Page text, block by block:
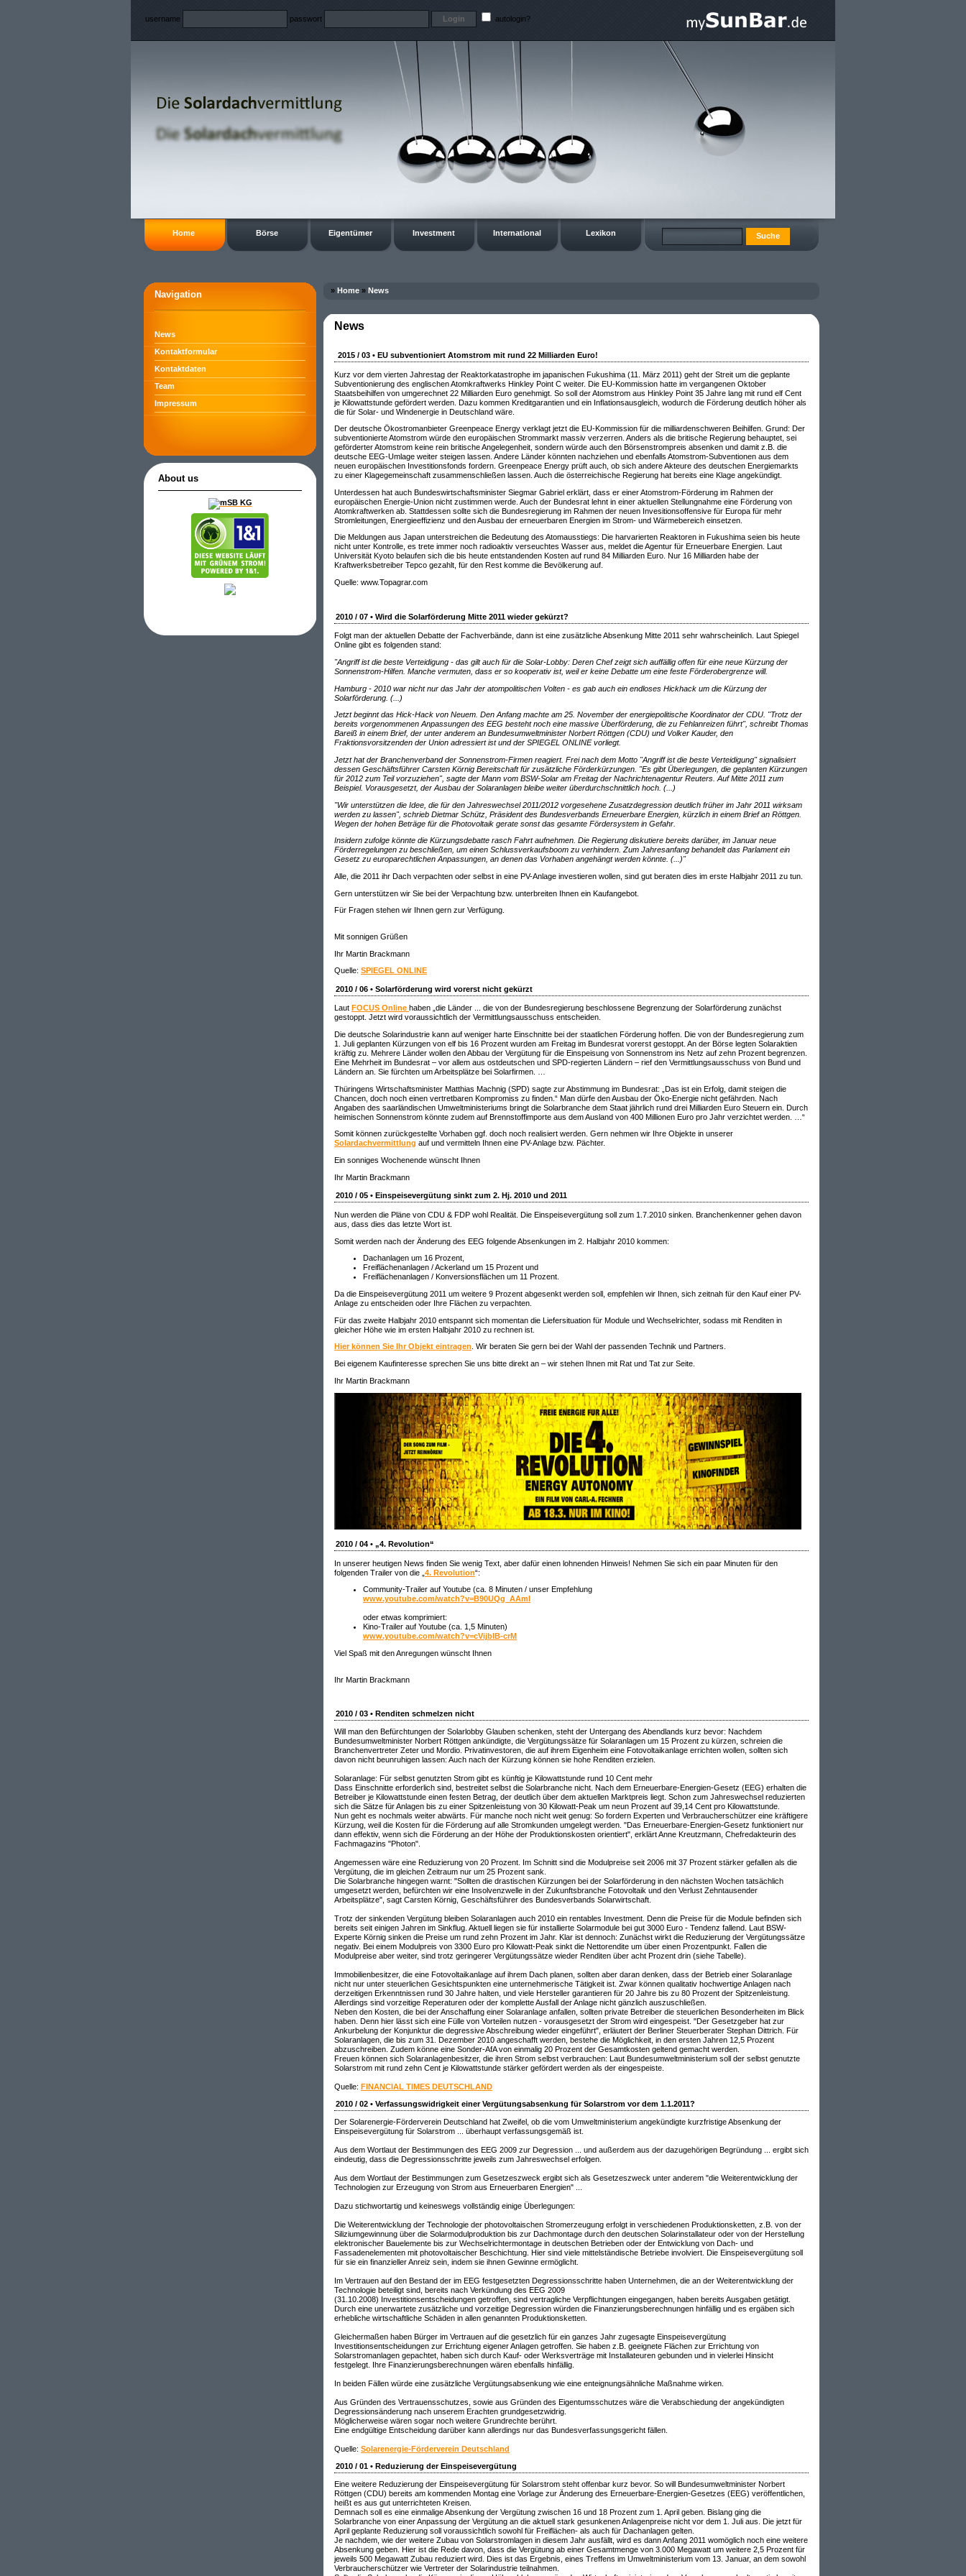
username passwort autologin?
Home Börse Eigentümer Investment International Lexikon
Navigation
News
Kontaktformular
Kontaktdaten
Team
Impressum
About us
» Home » News
News
2015 / 03 • EU subventioniert Atomstrom mit rund 22 Milliarden Euro!
Kurz vor dem vierten Jahrestag der Reaktorkatastrophe im japanischen Fukushima (11. März 2011) geht der Streit um die geplante
Subventionierung des englischen Atomkraftwerks Hinkley Point C weiter. Die EU-Kommission hatte im vergangenen Oktober
Staatsbeihilfen von umgerechnet 22 Milliarden Euro genehmigt. So soll der Atomstrom aus Hinkley Point 35 Jahre lang mit rund elf Cent
je Kilowattstunde gefördert werden. Dazu kommen Kreditgarantien und ein Inflationsausgleich, wodurch die Förderung deutlich höher als
die für Solar- und Windenergie in Deutschland wäre.
Der deutsche Ökostromanbieter Greenpeace Energy verklagt jetzt die EU-Kommission für die milliardenschweren Beihilfen. Grund: Der
subventionierte Atomstrom würde den europäischen Strommarkt massiv verzerren. Anders als die britische Regierung behauptet, sei
geförderter Atomstrom keine rein britische Angelegenheit, sondern würde auch den Börsenstrompreis absenken und damit z.B. die
deutsche EEG-Umlage weiter steigen lassen. Andere Länder könnten nachziehen und ebenfalls Atomstrom-Subventionen aus dem
neuen europäischen Investitionsfonds fordern. Greenpeace Energy prüft auch, ob sich andere Akteure des deutschen Energiemarkts
zu einer Klagegemeinschaft zusammenschließen lassen. Auch die österreichische Regierung hat bereits eine Klage angekündigt.
Unterdessen hat auch Bundeswirtschaftsminister Siegmar Gabriel erklärt, dass er einer Atomstrom-Förderung im Rahmen der
europäischen Energie-Union nicht zustimmen werde. Auch der Bundesrat lehnt in einer aktuellen Stellungnahme eine Förderung von
Atomkraftwerken ab. Stattdessen sollte sich die Bundesregierung im Rahmen der neuen Invesitionsoffensive für Europa für mehr
Stromleitungen, Energieeffizienz und den Ausbau der erneuerbaren Energien im Strom- und Wärmebereich einsetzen.
Die Meldungen aus Japan unterstreichen die Bedeutung des Atomausstiegs: Die harvarierten Reaktoren in Fukushima seien bis heute
nicht unter Kontrolle, es trete immer noch radioaktiv verseuchtes Wasser aus, meldet die Agentur für Erneuerbare Energien. Laut
Universität Kyoto belaufen sich die bis heute entstandenden Kosten auf rund 84 Milliarden Euro. Nur 16 Milliarden habe der
Kraftwerksbetreiber Tepco gezahlt, für den Rest komme die Bevölkerung auf.
Quelle: www.Topagrar.com
2010 / 07 • Wird die Solarförderung Mitte 2011 wieder gekürzt?
Folgt man der aktuellen Debatte der Fachverbände, dann ist eine zusätzliche Absenkung Mitte 2011 sehr wahrscheinlich. Laut Spiegel
Online gibt es folgenden stand:
"Angriff ist die beste Verteidigung - das gilt auch für die Solar-Lobby: Deren Chef zeigt sich auffällig offen für eine neue Kürzung der
Sonnenstrom-Hilfen. Manche vermuten, dass er so kooperativ ist, weil er keine Debatte um eine feste Förderobergrenze will.
Hamburg - 2010 war nicht nur das Jahr der atompolitischen Volten - es gab auch ein endloses Hickhack um die Kürzung der
Solarförderung. (...)
Jetzt beginnt das Hick-Hack von Neuem. Den Anfang machte am 25. November der energiepolitische Koordinator der CDU. "Trotz der
bereits vorgenommenen Anpassungen des EEG besteht noch eine massive Überförderung, die zu Fehlanreizen führt", schreibt Thomas
Bareiß in einem Brief, der unter anderem an Bundesumweltminister Norbert Röttgen (CDU) und Volker Kauder, den
Fraktionsvorsitzenden der Union adressiert ist und der SPIEGEL ONLINE vorliegt.
Jetzt hat der Branchenverband der Sonnenstrom-Firmen reagiert. Frei nach dem Motto "Angriff ist die beste Verteidigung" signalisiert
dessen Geschäftsführer Carsten Körnig Bereitschaft für zusätzliche Förderkürzungen. "Es gibt Überlegungen, die geplanten Kürzungen
für 2012 zum Teil vorzuziehen", sagte der Mann vom BSW-Solar am Freitag der Nachrichtenagentur Reuters. Auf Mitte 2011 zum
Beispiel. Vorausgesetzt, der Ausbau der Solaranlagen bleibe weiter überdurchschnittlich hoch. (...)
"Wir unterstützen die Idee, die für den Jahreswechsel 2011/2012 vorgesehene Zusatzdegression deutlich früher im Jahr 2011 wirksam
werden zu lassen", schrieb Dietmar Schütz, Präsident des Bundesverbands Erneuerbare Energien, kürzlich in einem Brief an Röttgen.
Wegen der hohen Beträge für die Photovoltaik gerate sonst das gesamte Fördersystem in Gefahr.
Insidern zufolge könnte die Kürzungsdebatte rasch Fahrt aufnehmen. Die Regierung diskutiere bereits darüber, im Januar neue
Förderregelungen zu beschließen, um einen Schlussverkaufsboom zu verhindern. Zum Jahresanfang behandelt das Parlament ein
Gesetz zu europarechtlichen Anpassungen, an denen das Vorhaben angehängt werden könnte. (...)"
Alle, die 2011 ihr Dach verpachten oder selbst in eine PV-Anlage investieren wollen, sind gut beraten dies im erste Halbjahr 2011 zu tun.
Gern unterstützen wir Sie bei der Verpachtung bzw. unterbreiten Ihnen ein Kaufangebot.
Für Fragen stehen wir Ihnen gern zur Verfügung.
Mit sonnigen Grüßen
Ihr Martin Brackmann
Quelle: SPIEGEL ONLINE
2010 / 06 • Solarförderung wird vorerst nicht gekürzt
Laut FOCUS Online haben „die Länder ... die von der Bundesregierung beschlossene Begrenzung der Solarförderung zunächst
gestoppt. Jetzt wird voraussichtlich der Vermittlungsausschuss entscheiden.
Die deutsche Solarindustrie kann auf weniger harte Einschnitte bei der staatlichen Förderung hoffen. Die von der Bundesregierung zum
1. Juli geplanten Kürzungen von elf bis 16 Prozent wurden am Freitag im Bundesrat vorerst gestoppt. An der Börse legten Solaraktien
kräftig zu. Mehrere Länder wollen den Abbau der Vergütung für die Einspeisung von Sonnenstrom ins Netz auf zehn Prozent begrenzen.
Eine Mehrheit im Bundesrat – vor allem aus ostdeutschen und SPD-regierten Ländern – rief den Vermittlungsausschuss von Bund und
Ländern an. Sie fürchten um Arbeitsplätze bei Solarfirmen. …
Thüringens Wirtschaftsminister Matthias Machnig (SPD) sagte zur Abstimmung im Bundesrat: „Das ist ein Erfolg, damit steigen die
Chancen, doch noch einen vertretbaren Kompromiss zu finden.“ Man dürfe den Ausbau der Öko-Energie nicht gefährden. Nach
Angaben des saarländischen Umweltministeriums bringt die Solarbranche dem Staat jährlich rund drei Milliarden Euro Steuern ein. Durch
heimischen Sonnenstrom könnte zudem auf Brennstoffimporte aus dem Ausland von 400 Millionen Euro pro Jahr verzichtet werden. …“
Somit können zurückgestellte Vorhaben ggf. doch noch realisiert werden. Gern nehmen wir Ihre Objekte in unserer
Solardachvermittlung auf und vermitteln Ihnen eine PV-Anlage bzw. Pächter.
Ein sonniges Wochenende wünscht Ihnen
Ihr Martin Brackmann
2010 / 05 • Einspeisevergütung sinkt zum 2. Hj. 2010 und 2011
Nun werden die Pläne von CDU & FDP wohl Realität. Die Einspeisevergütung soll zum 1.7.2010 sinken. Branchenkenner gehen davon
aus, dass dies das letzte Wort ist.
Somit werden nach der Änderung des EEG folgende Absenkungen im 2. Halbjahr 2010 kommen:
Dachanlagen um 16 Prozent,
Freiflächenanlagen / Ackerland um 15 Prozent und
Freiflächenanlagen / Konversionsflächen um 11 Prozent.
Da die Einspeisevergütung 2011 um weitere 9 Prozent abgesenkt werden soll, empfehlen wir Ihnen, sich zeitnah für den Kauf einer PV-
Anlage zu entscheiden oder Ihre Flächen zu verpachten.
Für das zweite Halbjahr 2010 entspannt sich momentan die Liefersituation für Module und Wechselrichter, sodass mit Renditen in
gleicher Höhe wie im ersten Halbjahr 2010 zu rechnen ist.
Hier können Sie Ihr Objekt eintragen . Wir beraten Sie gern bei der Wahl der passenden Technik und Partners.
Bei eigenem Kaufinteresse sprechen Sie uns bitte direkt an – wir stehen Ihnen mit Rat und Tat zur Seite.
Ihr Martin Brackmann
2010 / 04 • „4. Revolution“
In unserer heutigen News finden Sie wenig Text, aber dafür einen lohnenden Hinweis! Nehmen Sie sich ein paar Minuten für den
folgenden Trailer von die „ 4. Revolution“:
Community-Trailer auf Youtube (ca. 8 Minuten / unser Empfehlung
www.youtube.com/watch?v=B90UQg_AAmI
oder etwas komprimiert:
Kino-Trailer auf Youtube (ca. 1,5 Minuten)
www.youtube.com/watch?v=cVijbIB-crM
Viel Spaß mit den Anregungen wünscht Ihnen
Ihr Martin Brackmann
2010 / 03 • Renditen schmelzen nicht
Will man den Befürchtungen der Solarlobby Glauben schenken, steht der Untergang des Abendlands kurz bevor: Nachdem
Bundesumweltminister Norbert Röttgen ankündigte, die Vergütungssätze für Solaranlagen um 15 Prozent zu kürzen, schreien die
Branchenvertreter Zeter und Mordio. Privatinvestoren, die auf ihrem Eigenheim eine Fotovoltaikanlage errichten wollen, sollten sich
davon nicht beunruhigen lassen: Auch nach der Kürzung können sie hohe Renditen erzielen.
Solaranlage: Für selbst genutzten Strom gibt es künftig je Kilowattstunde rund 10 Cent mehr
Dass Einschnitte erforderlich sind, bestreitet selbst die Solarbranche nicht. Nach dem Erneuerbare-Energien-Gesetz (EEG) erhalten die
Betreiber je Kilowattstunde einen festen Betrag, der deutlich über dem aktuellen Marktpreis liegt. Schon zum Jahreswechsel reduzierten
sich die Sätze für Anlagen bis zu einer Spitzenleistung von 30 Kilowatt-Peak um neun Prozent auf 39,14 Cent pro Kilowattstunde.
Nun geht es nochmals weiter abwärts. Für manche noch nicht weit genug: So fordern Experten und Verbraucherschützer eine kräftigere
Kürzung, weil die Kosten für die Förderung auf alle Stromkunden umgelegt werden. "Das Erneuerbare-Energien-Gesetz funktioniert nur
dann effektiv, wenn sich die Förderung an der Höhe der Produktionskosten orientiert", erklärt Anne Kreutzmann, Chefredakteurin des
Fachmagazins "Photon".
Angemessen wäre eine Reduzierung von 20 Prozent. Im Schnitt sind die Modulpreise seit 2006 mit 37 Prozent stärker gefallen als die
Vergütung, die im gleichen Zeitraum nur um 25 Prozent sank.
Die Solarbranche hingegen warnt: "Sollten die drastischen Kürzungen bei der Solarförderung in den nächsten Wochen tatsächlich
umgesetzt werden, befürchten wir eine Insolvenzwelle in der Zukunftsbranche Fotovoltaik und den Verlust Zehntausender
Arbeitsplätze", sagt Carsten Körnig, Geschäftsführer des Bundesverbands Solarwirtschaft.
Trotz der sinkenden Vergütung bleiben Solaranlagen auch 2010 ein rentables Investment. Denn die Preise für die Module befinden sich
bereits seit einigen Jahren im Sinkflug. Aktuell liegen sie für installierte Solarmodule bei gut 3000 Euro - Tendenz fallend. Laut BSW-
Experte Körnig sinken die Preise um rund zehn Prozent im Jahr. Klar ist dennoch: Zunächst wirkt die Reduzierung der Vergütungssätze
negativ. Bei einem Modulpreis von 3300 Euro pro Kilowatt-Peak sinkt die Nettorendite um über einen Prozentpunkt. Fallen die
Modulpreise aber weiter, sind trotz geringerer Vergütungssätze wieder Renditen über acht Prozent drin (siehe Tabelle).
Immobilienbesitzer, die eine Fotovoltaikanlage auf ihrem Dach planen, sollten aber daran denken, dass der Betrieb einer Solaranlage
nicht nur unter steuerlichen Gesichtspunkten eine unternehmerische Tätigkeit ist. Zwar können qualitativ hochwertige Anlagen nach
derzeitigen Erkenntnissen rund 30 Jahre halten, und viele Hersteller garantieren für 20 Jahre bis zu 80 Prozent der Spitzenleistung.
Allerdings sind vorzeitige Reperaturen oder der komplette Ausfall der Anlage nicht gänzlich auszuschließen.
Neben den Kosten, die bei der Anschaffung einer Solaranlage anfallen, sollten private Betreiber die steuerlichen Besonderheiten im Blick
haben. Denn hier lässt sich eine Fülle von Vorteilen nutzen - vorausgesetzt der Strom wird eingespeist. "Der Gesetzgeber hat zur
Ankurbelung der Konjunktur die degressive Abschreibung wieder eingeführt", erläutert der Berliner Steuerberater Stephan Dittrich. Für
Solaranlagen, die bis zum 31. Dezember 2010 angeschafft werden, bestehe die Möglichkeit, in den ersten Jahren 12,5 Prozent
abzuschreiben. Zudem könne eine Sonder-AfA von einmalig 20 Prozent der Gesamtkosten geltend gemacht werden.
Freuen können sich Solaranlagenbesitzer, die ihren Strom selbst verbrauchen: Laut Bundesumweltministerium soll der selbst genutzte
Solarstrom mit rund zehn Cent je Kilowattstunde stärker gefördert werden als der eingespeiste.
Quelle: FINANCIAL TIMES DEUTSCHLAND
2010 / 02 • Verfassungswidrigkeit einer Vergütungsabsenkung für Solarstrom vor dem 1.1.2011?
Der Solarenergie-Förderverein Deutschland hat Zweifel, ob die vom Umweltministerium angekündigte kurzfristige Absenkung der
Einspeisevergütung für Solarstrom ... überhaupt verfassungsgemäß ist.
Aus dem Wortlaut der Bestimmungen des EEG 2009 zur Degression ... und außerdem aus der dazugehörigen Begründung ... ergibt sich
eindeutig, dass die Degressionsschritte jeweils zum Jahreswechsel erfolgen.
Aus dem Wortlaut der Bestimmungen zum Gesetzeszweck ergibt sich als Gesetzeszweck unter anderem "die Weiterentwicklung der
Technologien zur Erzeugung von Strom aus Erneuerbaren Energien" ...
Dazu stichwortartig und keineswegs vollständig einige Überlegungen:
Die Weiterentwicklung der Technologie der photovoltaischen Stromerzeugung erfolgt in verschiedenen Produktionsketten, z.B. von der
Siliziumgewinnung über die Solarmodulproduktion bis zur Dachmontage durch den deutschen Solarinstallateur oder von der Herstellung
elektronischer Bauelemente bis zur Wechselrichtermontage in deutschen Betrieben oder der Entwicklung von Dach- und
Fassadenelementen mit photovoltaischer Beschichtung. Hier sind viele mittelständische Betriebe involviert. Die Einspeisevergütung soll
für sie ein finanzieller Anreiz sein, indem sie ihnen Gewinne ermöglicht.
Im Vertrauen auf den Bestand der im EEG festgesetzten Degressionsschritte haben Unternehmen, die an der Weiterentwicklung der
Technologie beteiligt sind, bereits nach Verkündung des EEG 2009
(31.10.2008) Investitionsentscheidungen getroffen, sind vertragliche Verpflichtungen eingegangen, haben bereits Ausgaben getätigt.
Durch eine unerwartete zusätzliche und vorzeitige Degression würden die Finanzierungsberechnungen hinfällig und es ergäben sich
erhebliche wirtschaftliche Schäden in allen genannten Produktionsketten.
Gleichermaßen haben Bürger im Vertrauen auf die gesetzlich für ein ganzes Jahr zugesagte Einspeisevergütung
Investitionsentscheidungen zur Errichtung eigener Anlagen getroffen. Sie haben z.B. geeignete Flächen zur Errichtung von
Solarstromanlagen gepachtet, haben sich durch Kauf- oder Werksverträge mit Installateuren gebunden und in vielerlei Hinsicht
festgelegt. Ihre Finanzierungsberechnungen wären ebenfalls hinfällig.
In beiden Fällen würde eine zusätzliche Vergütungsabsenkung wie eine enteignungsähnliche Maßnahme wirken.
Aus Gründen des Vertrauensschutzes, sowie aus Gründen des Eigentumsschutzes wäre die Verabschiedung der angekündigten
Degressionsänderung nach unserem Erachten grundgesetzwidrig.
Möglicherweise wären sogar noch weitere Grundrechte berührt.
Eine endgültige Entscheidung darüber kann allerdings nur das Bundesverfassungsgericht fällen.
Quelle: Solarenergie-Förderverein Deutschland
2010 / 01 • Reduzierung der Einspeisevergütung
Eine weitere Reduzierung der Einspeisevergütung für Solarstrom steht offenbar kurz bevor. So will Bundesumweltminister Norbert
Röttgen (CDU) bereits am kommenden Montag eine Vorlage zur Änderung des Erneuerbare-Energien-Gesetzes (EEG) veröffentlichen,
heißt es aus gut unterrichteten Kreisen.
Demnach soll es eine einmalige Absenkung der Vergütung zwischen 16 und 18 Prozent zum 1. April geben. Bislang ging die
Solarbranche von einer Anpassung der Vergütung an die aktuell stark gesunkenen Anlagenpreise nicht vor dem 1. Juli aus. Die jetzt für
April geplante Reduzierung soll voraussichtlich sowohl für Freiflächen- als auch für Dachanlagen gelten.
Je nachdem, wie der weitere Zubau von Solarstromlagen in diesem Jahr ausfällt, wird es dann Anfang 2011 womöglich noch eine weitere
Absenkung geben. Hier ist die Rede davon, dass die Vergütung ab einer Gesamtmenge von 3.000 Megawatt um weitere 2,5 Prozent für
jeweils 500 Megawatt Zubau reduziert wird. Dies ist das Ergebnis, eines Treffens im Umweltministerium vom 13. Januar, an dem sowohl
Verbraucherschützer wie Vertreter der Solarindustrie teilnahmen.